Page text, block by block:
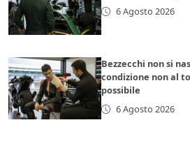
6 Agosto 2026
Bezzecchi non si
condizione non al
possibile
6 Agosto 2026